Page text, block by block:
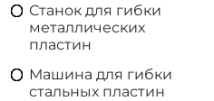
Станок для гибки
металлических
пластин
Машина для гибки
стальных пластин